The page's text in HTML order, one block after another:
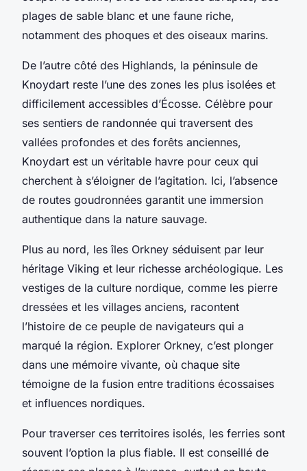
plages de sable blanc et une faune riche,
notamment des phoques et des oiseaux marins.
De l’autre côté des Highlands, la péninsule de
Knoydart reste l’une des zones les plus isolées et
difficilement accessibles d’Écosse. Célèbre pour
ses sentiers de randonnée qui traversent des
vallées profondes et des forêts anciennes,
Knoydart est un véritable havre pour ceux qui
cherchent à s’éloigner de l’agitation. Ici, l’absence
de routes goudronnées garantit une immersion
authentique dans la nature sauvage.
Plus au nord, les îles Orkney séduisent par leur
héritage Viking et leur richesse archéologique. Les
vestiges de la culture nordique, comme les pierre
dressées et les villages anciens, racontent
l’histoire de ce peuple de navigateurs qui a
marqué la région. Explorer Orkney, c’est plonger
dans une mémoire vivante, où chaque site
témoigne de la fusion entre traditions écossaises
et influences nordiques.
Pour traverser ces territoires isolés, les ferries sont
souvent l’option la plus fiable. Il est conseillé de